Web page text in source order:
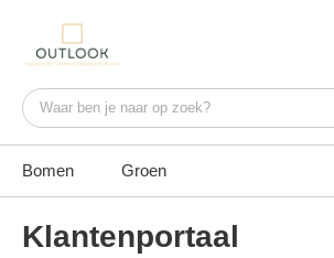
Bomen Groen
Klantenportaal